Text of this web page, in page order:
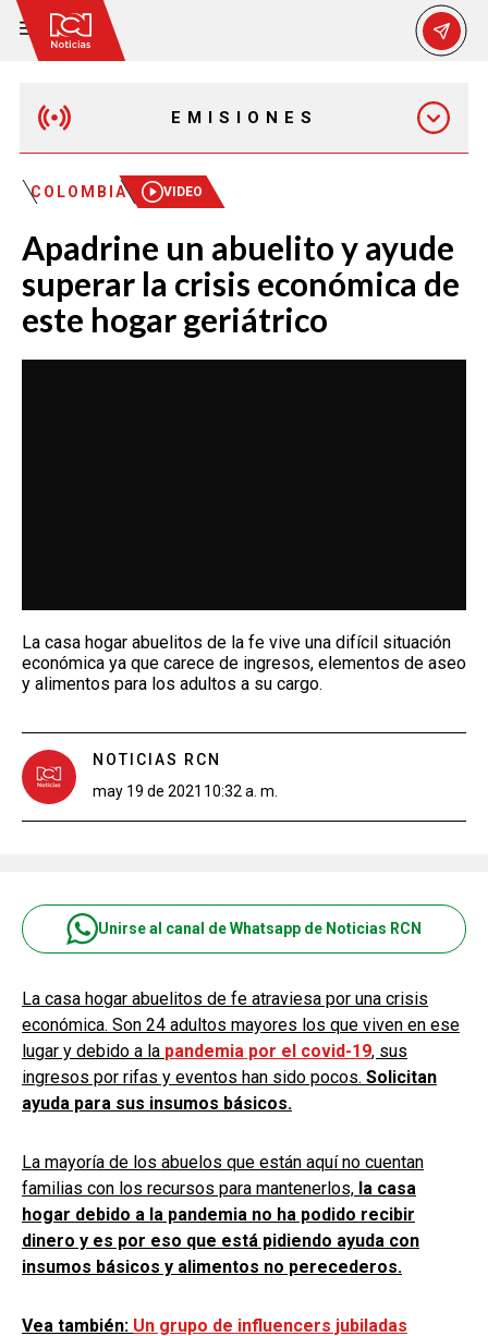
EMISIONES
EMISIÓN 12:30 PM
EMISIÓN 7:00 PM
COLOMBIA VIDEO
Apadrine un abuelito y ayude
superar la crisis económica de
este hogar geriátrico
La casa hogar abuelitos de la fe vive una difícil situación
económica ya que carece de ingresos, elementos de aseo
y alimentos para los adultos a su cargo.
NOTICIAS RCN
may 19 de 2021 10:32 a. m.
Unirse al canal de Whatsapp de Noticias RCN
La casa hogar abuelitos de fe atraviesa por una crisis
económica. Son 24 adultos mayores los que viven en ese
lugar y debido a la pandemia por el covid-19, sus
ingresos por rifas y eventos han sido pocos. Solicitan
ayuda para sus insumos básicos.
La mayoría de los abuelos que están aquí no cuentan
familias con los recursos para mantenerlos, la casa
hogar debido a la pandemia no ha podido recibir
dinero y es por eso que está pidiendo ayuda con
insumos básicos y alimentos no perecederos.
Vea también: Un grupo de influencers jubiladas